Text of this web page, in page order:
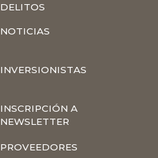
DELITOS
NOTICIAS
INVERSIONISTAS
INSCRIPCIÓN A
NEWSLETTER
PROVEEDORES